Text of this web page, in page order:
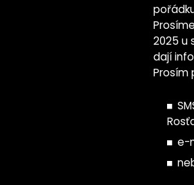
2025 u
dají
Prosím
e-